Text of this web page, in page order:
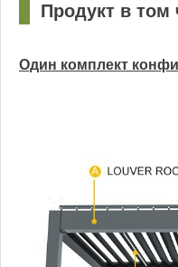
Продукт в том
Один комплект